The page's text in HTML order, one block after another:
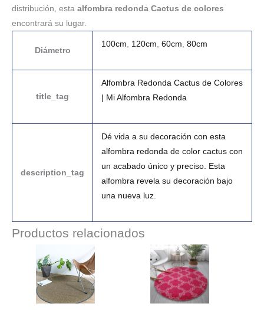
distribución, esta alfombra redonda Cactus de colores
encontrará su lugar.
Diámetro
100cm 120cm 60cm 80cm
title_tag
Alfombra Redonda Cactus de Colores
| Mi Alfombra Redonda
description_tag
Dé vida a su decoración con esta
alfombra redonda de color cactus con
un acabado único y preciso. Esta
alfombra revela su decoración bajo
una nueva luz.
Productos relacionados
Rango
de
desde
28.99€
hasta
233.99€